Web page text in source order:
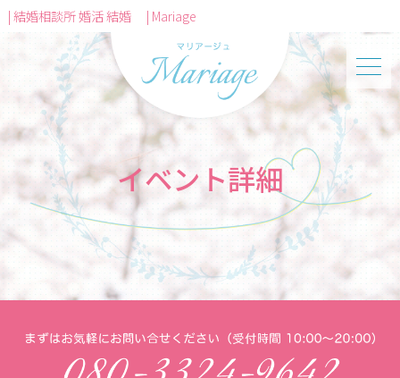
| 結婚相談所 婚活 結婚 | Mariage
イベント詳細